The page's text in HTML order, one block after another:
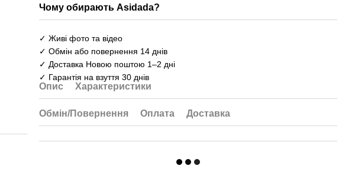
Чому обирають Asidada?
✓ Живі фото та відео
✓ Обмін або повернення 14 днів
✓ Доставка Новою поштою 1–2 дні
✓ Гарантія на взуття 30 днів
Опис Характеристики
Обмін/Повернення Оплата Доставка